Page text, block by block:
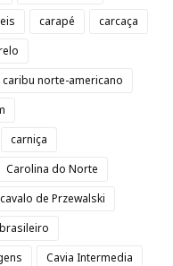
carapé
carcaça
caribu norte-americano
carniça
Carolina do Norte
cavalo de Przewalski
Cavia Intermedia